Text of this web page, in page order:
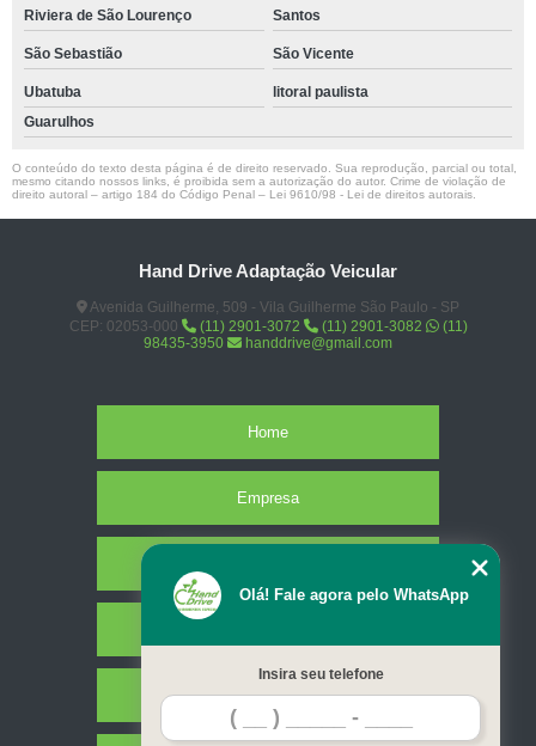
Riviera de São Lourenço Santos
São Sebastião São Vicente
Ubatuba
litoral paulista
Guarulhos
O conteúdo do texto desta página é de direito reservado. Sua reprodução, parcial ou total,
mesmo citando nossos links, é proibida sem a autorização do autor. Crime de violação de
direito autoral – artigo 184 do Código Penal – Lei 9610/98 - Lei de direitos autorais
Hand Drive Adaptação Veicular
Avenida Guilherme, 509 - Vila Guilherme São Paulo - SP
CEP: 02053-000
(11) 2901-3072 (11) 2901-3082
(11)
98435-3950
handdrive@gmail.com
Home
Empresa
Contato
Olá! Fale agora pelo WhatsApp
Insira seu telefone